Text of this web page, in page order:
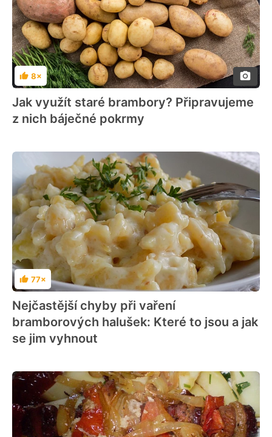
Hodnocení
8×
Jak využít staré brambory? Připravujeme
z nich báječné pokrmy
Hodnocení
77×
Nejčastější chyby při vaření
bramborových halušek: Které to jsou a jak
se jim vyhnout